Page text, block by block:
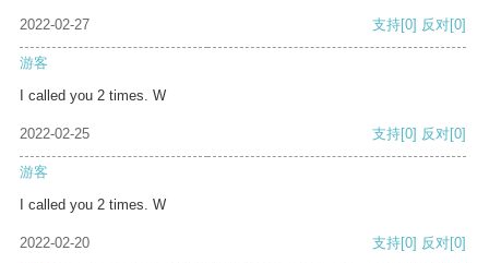
2022-02-27 支持[0] 反对[0]
游客
I called you 2 times. W
2022-02-25 支持[0] 反对[0]
游客
I called you 2 times. W
2022-02-20 支持[0] 反对[0]